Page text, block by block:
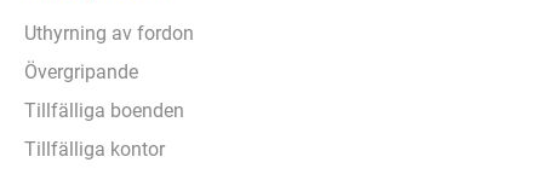
Uthyrning av fordon
Övergripande
Tillfälliga boenden
Tillfälliga kontor